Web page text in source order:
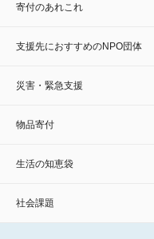
寄付のあれこれ
支援先におすすめのNPO団体
災害・緊急支援
物品寄付
生活の知恵袋
社会課題